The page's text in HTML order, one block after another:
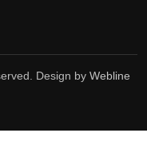
Design by Webline